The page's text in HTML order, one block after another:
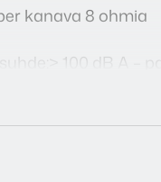
kanava 8 ohmia
100 dB A –